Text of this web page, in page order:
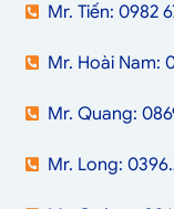
Mr. Tiến: 0982
Mr. Hoài Nam:
Mr. Quang:
Mr. Long: